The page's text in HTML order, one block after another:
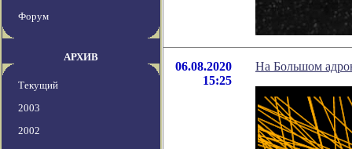
Форум
АРХИВ
Текущий
2003
2002
06.08.2020
15:25
На Большом